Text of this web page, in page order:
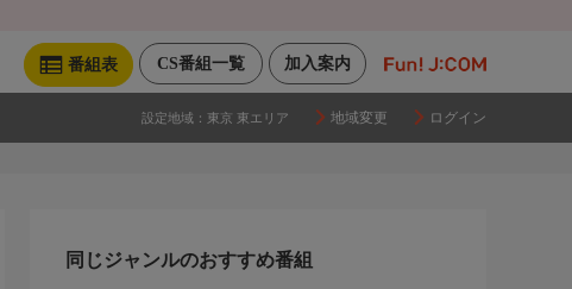
加入案内
CS番組一覧
番組表
設定地域： 東京 東エリア 地域変更 ログイン
同じジャンルのおすすめ番組